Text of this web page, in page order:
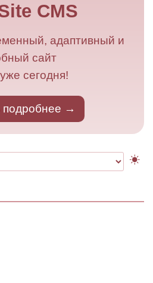
CMS
адаптивный и
сайт
сегодня!
подробнее